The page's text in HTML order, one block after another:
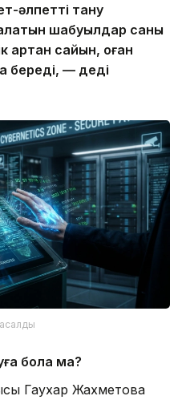
әлпетті тану
шабуылдар саны
артқан сайын, оған
береді, — деді
бола ма?
Гаухар Жахметова